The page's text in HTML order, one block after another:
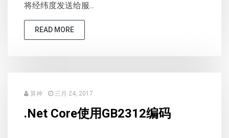
将经纬度发送给服...
READ MORE
算神 三月 24, 2017
.Net Core使用GB2312编码